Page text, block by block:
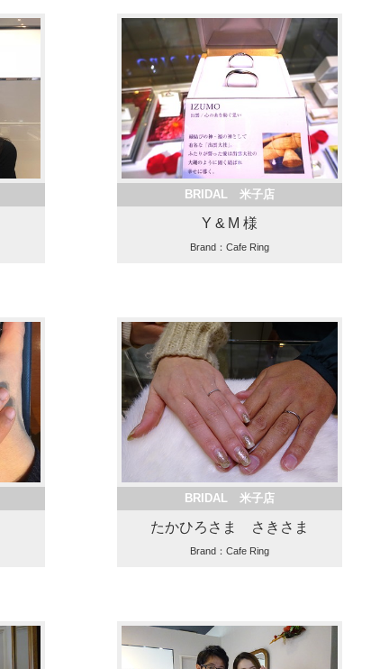
BRIDAL 米子店
Y & M 様
Brand：Cafe Ring
BRIDAL 米子店
たかひろさま さきさま
Brand：Cafe Ring